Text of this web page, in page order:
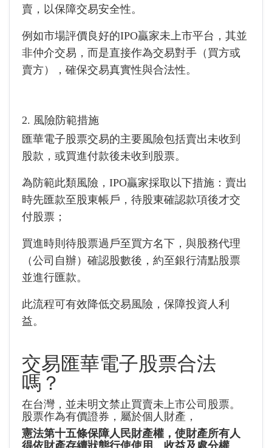
賣，以保障交易安全性。
例如市場評價良好的IPO贏家未上市平台，其並
非仲介交易，而是直接作為交易對手（買方或
賣方），確保交易真實性與合法性。
2. 風險防範措施
匯華電子股票交易的主要風險包括賣出未收到
股款，或買進付款後未收到股票。
為防範此類風險，IPO贏家採取以下措施：賣出
時先匯款至股東帳戶，待股東確認款項後才交
付股票；
買進時則待股票過戶至買方名下，與股務代理
（公司自辦）確認股數後，約至銀行清點股票
並進行匯款。
此流程可有效降低交易風險，保障投資人利
益。
交易匯華電子股票合法
嗎？
在台灣，並未明文禁止買賣未上市公司股票。
股票作為有價證券，屬於個人財產，
憲法第十五條保障人民財產權，使財產所有人
得依財產存續狀態行使使用、收益及處分權